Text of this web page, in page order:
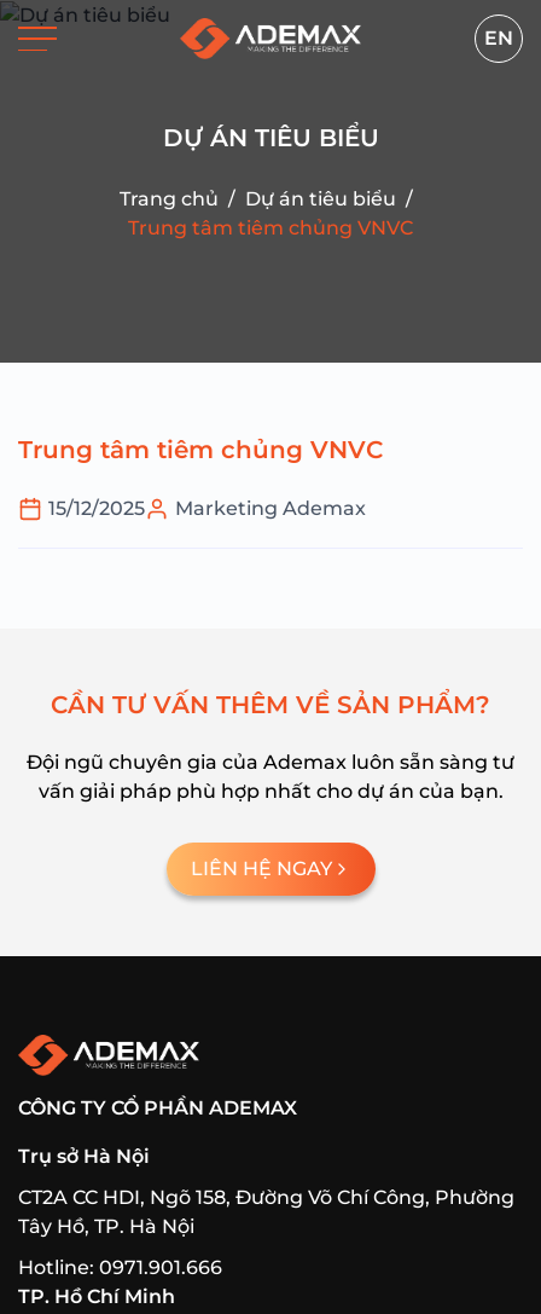
EN
DỰ ÁN TIÊU BIỂU
Trang chủ / Dự án tiêu biểu /
Trung tâm tiêm chủng VNVC
Trung tâm tiêm chủng VNVC
15/12/2025 Marketing Ademax
CẦN TƯ VẤN THÊM VỀ SẢN PHẨM?
Đội ngũ chuyên gia của Ademax luôn sẵn sàng tư
vấn giải pháp phù hợp nhất cho dự án của bạn.
LIÊN HỆ NGAY
CÔNG TY CỔ PHẦN ADEMAX
Trụ sở Hà Nội
CT2A CC HDI, Ngõ 158, Đường Võ Chí Công, Phường
Tây Hồ, TP. Hà Nội
Hotline: 0971.901.666
TP. Hồ Chí Minh